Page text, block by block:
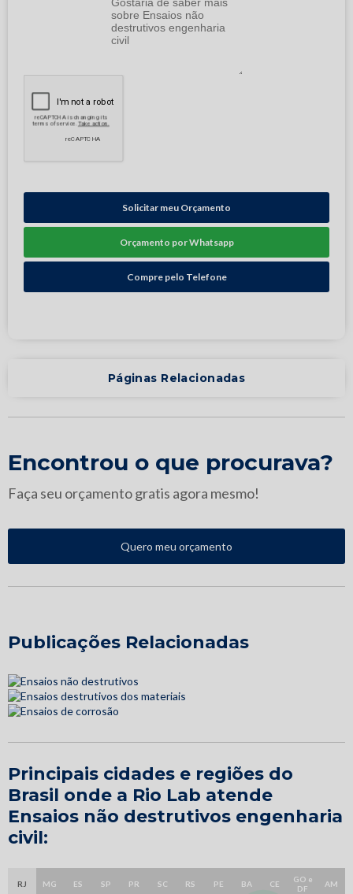
Solicitar meu Orçamento
Orçamento por Whatsapp
Compre pelo Telefone
Páginas Relacionadas
Encontrou o que procurava?
Faça seu orçamento gratis agora mesmo!
Quero meu orçamento
Publicações Relacionadas
Principais cidades e regiões do
Brasil onde a Rio Lab atende
Ensaios não destrutivos engenharia
civil:
RJ MG ES SP PR SC RS PE BA CE
GO e
DF
AM